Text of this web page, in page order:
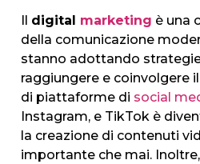
digital marketing è una
della comunicazione
stanno adottando
raggiungere e coinvolgere
di piattaforme di social
Instagram, e TikTok è
la creazione di contenuti
importante che mai.